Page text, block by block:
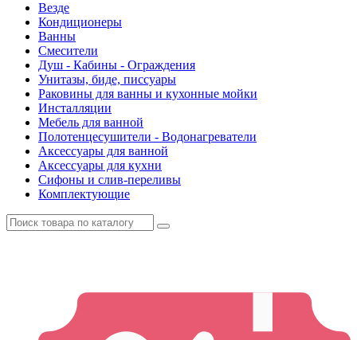
Везде
Кондиционеры
Ванны
Смесители
Душ - Кабины - Ограждения
Унитазы, биде, писсуары
Раковины для ванны и кухонные мойки
Инсталляции
Мебель для ванной
Полотенцесушители - Водонагреватели
Аксессуары для ванной
Аксессуары для кухни
Сифоны и слив-переливы
Комплектующие